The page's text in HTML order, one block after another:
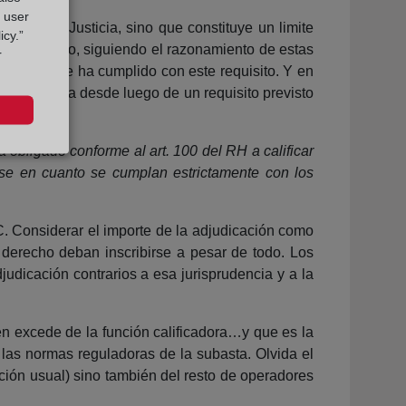
de Justicia, sino que constituye un limite
Por lo tanto, siguiendo el razonamiento de estas
que se ha cumplido con este requisito. Y en
se trata desde luego de un requisito previsto
obligado conforme al art. 100 del RH a calificar
en cuanto se cumplan estrictamente con los
Considerar el importe de la adjudicación como
deban inscribirse a pesar de todo. Los
contrarios a esa jurisprudencia y a la
excede de la función calificadora…y que es la
normas reguladoras de la subasta. Olvida el
usual) sino también del resto de operadores
user